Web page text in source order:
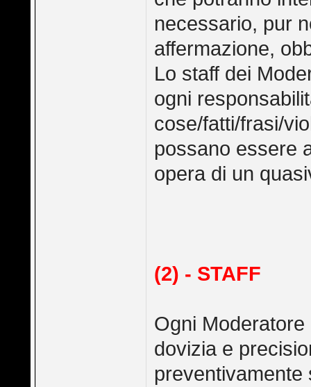
necessario, pur
affermazione,
Lo staff dei
ogni
cose/fatti/frasi/
possano essere
opera di un
(2) - STAFF
Ogni
dovizia e
preventivamente